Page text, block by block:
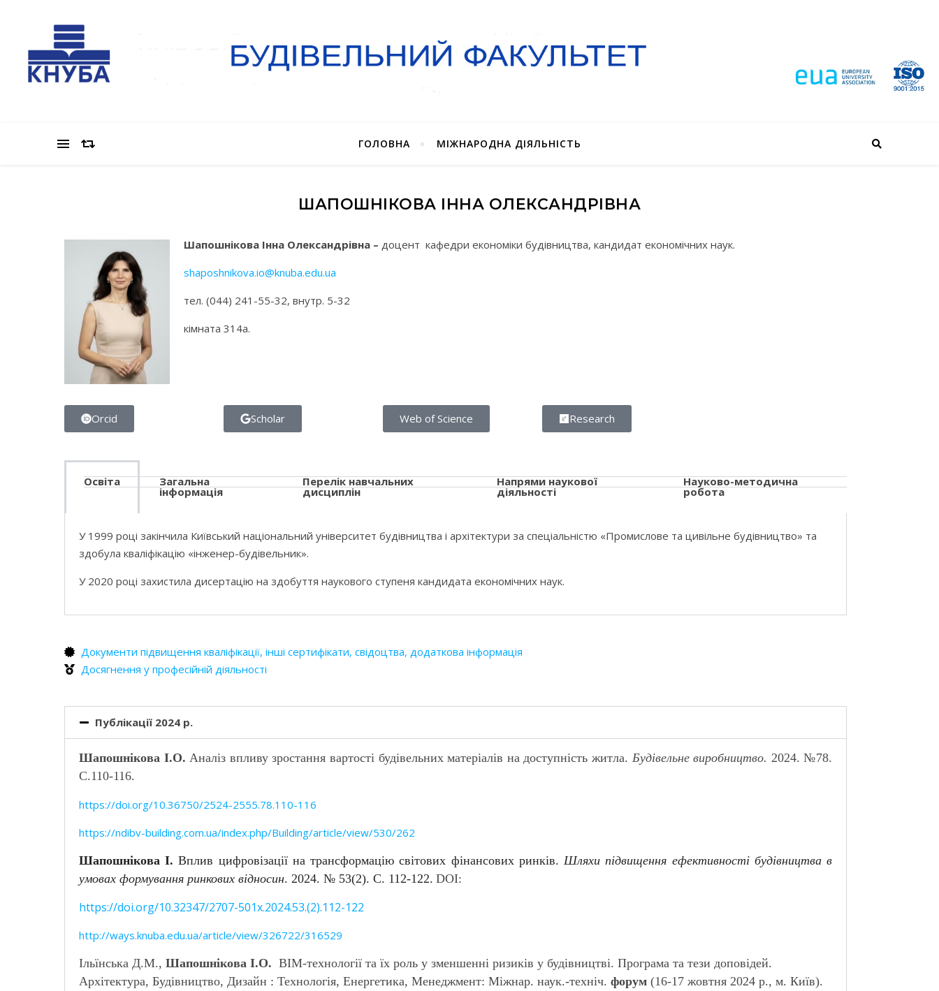
ГОЛОВНА МІЖНАРОДНА ДІЯЛЬНІСТЬ
ШАПОШНІКОВА ІННА ОЛЕКСАНДРІВНА
Шапошнікова Інна Олександрівна – доцент кафедри економіки будівництва, кандидат економічних наук.
shaposhnikova.io@knuba.edu.ua
тел. (044) 241-55-32, внутр. 5-32
кімната 314а.
Orcid Scholar Web of Science Research
Освіта Загальна
інформація
Перелік навчальних
дисциплін
Напрями наукової
діяльності
Науково-методична
робота
У 1999 році закінчила Київський національний університет будівництва і архітектури за спеціальністю «Промислове та цивільне будівництво» та
здобула кваліфікацію «інженер-будівельник».
У 2020 році захистила дисертацію на здобуття наукового ступеня кандидата економічних наук.
Документи підвищення кваліфікації, інші сертифікати, свідоцтва, додаткова інформація
Досягнення у професійній діяльності
Публікації 2024 р.
Шапошнікова І.О. Аналіз впливу зростання вартості будівельних матеріалів на доступність житла. Будівельне виробництво. 2024. №78.
С.110-116.
https://doi.org/10.36750/2524-2555.78.110-116
https://ndibv-building.com.ua/index.php/Building/article/view/530/262
Шапошнікова І. Вплив цифровізації на трансформацію світових фінансових ринків. Шляхи підвищення ефективності будівництва в
умовах формування ринкових відносин. 2024. № 53(2). С. 112-122. DOI:
https://doi.org/10.32347/2707-501x.2024.53.(2).112-122
http://ways.knuba.edu.ua/article/view/326722/316529
Ільїнська Д.М., Шапошнікова І.О. BIM-технології та їх роль у зменшенні ризиків у будівництві. Програма та тези доповідей.
Архітектура, Будівництво, Дизайн : Технологія, Енергетика, Менеджмент: Міжнар. наук.-техніч. форум (16-17 жовтня 2024 р., м. Київ).